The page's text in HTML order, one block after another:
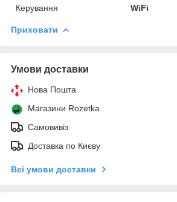
Керування
WiFi
Приховати
Умови доставки
Нова Пошта
Магазини Rozetka
Самовивіз
Доставка по Києву
Всі умови доставки